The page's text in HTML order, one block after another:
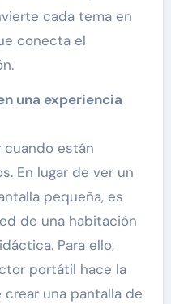
cada tema en
conecta el
una experiencia
cuando están
En lugar de ver un
pequeña, es
de una habitación
Para ello,
portátil hace la
una pantalla de